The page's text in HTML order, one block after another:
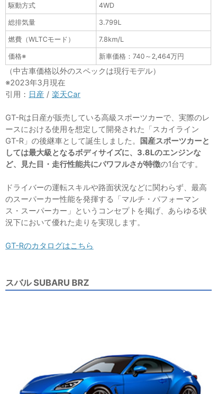
駆動方式 4WD
総排気量 3.799L
燃費（WLTCモード） 7.8km/L
価格※ 新車価格：740～2,464万円
（中古車価格以外のスペックは現行モデル）
※2023年3月現在
引用： 日産 /楽天Car
GT-Rは日産が販売している高級スポーツカーで、実際のレ
ースにおける使用を想定して開発された「スカイライン
GT-R」の後継車として誕生しました。 国産スポーツカーと
しては最大級となるボディサイズに、3.8Lのエンジンな
ど、見た目・走行性能共にパワフルさが特徴の1台です。
ドライバーの運転スキルや路面状況などに関わらず、最高
のスーパーカー性能を発揮する「マルチ・パフォーマン
ス・スーパーカー」というコンセプトを掲げ、あらゆる状
況下において優れた走りを実現します。
GT-Rのカタログはこちら
スバル SUBARU BRZ